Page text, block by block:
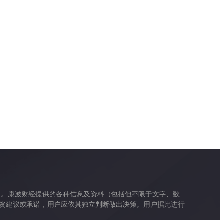
康波财经提供的各种信息及资料（包括但不限于文字、数
建议或承诺，用户应依其独立判断做出决策。用户据此进行